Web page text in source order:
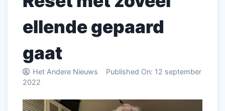
ellende gepaard
gaat
Het Andere Nieuws Published On: 12 september
2022
Videospeler